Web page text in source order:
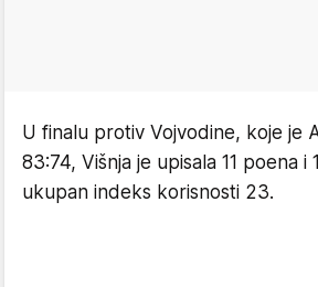
U finalu protiv Vojvodine, koje je
83:74, Višnja je upisala 11 poena i
ukupan indeks korisnosti 23.